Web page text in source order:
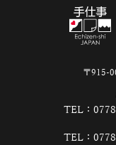
〒915-
TEL：
TEL：